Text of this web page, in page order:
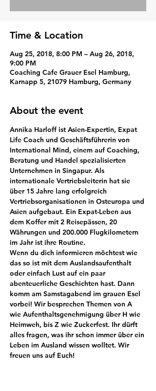
Time & Location
Aug 25, 2018, 8:00 PM – Aug 26, 2018,
9:00 PM
Coaching Cafe Grauer Esel Hamburg,
Karnapp 5, 21079 Hamburg, Germany
About the event
Annika Harloff ist Asien-Expertin, Expat
Life Coach und Geschäftsführerin von
International Mind, einem auf Coaching,
Beratung und Handel spezialisierten
Unternehmen in Singapur. Als
internationale Vertriebsleiterin hat sie
über 15 Jahre lang erfolgreich
Vertriebsorganisationen in Osteuropa und
Asien aufgebaut. Ein Expat-Leben aus
dem Koffer mit 2 Reisepässen, 20
Währungen und 200.000 Flugkilometern
Wenn du dich informieren möchtest wie
das so ist mit dem Auslandsaufenthalt
oder einfach Lust auf ein paar
abenteuerliche Geschichten hast. Dann
komm am Samstagabend im grauen Esel
vorbei! Wir besprechen Themen von A
wie Aufenthaltsgenehmigung über H wie
Heimweh, bis Z wie Zuckerfest. Ihr dürft
alles fragen, was ihr schon immer über ein
Leben im Ausland wissen wolltet. Wir
freuen uns auf Euch!